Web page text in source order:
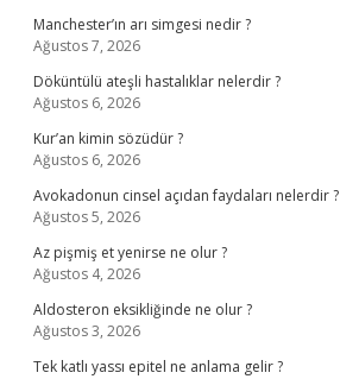
Manchester’ın arı simgesi nedir ?
Ağustos 7, 2026
Döküntülü ateşli hastalıklar nelerdir ?
Ağustos 6, 2026
Kur’an kimin sözüdür ?
Ağustos 6, 2026
Avokadonun cinsel açıdan faydaları nelerdir ?
Ağustos 5, 2026
Az pişmiş et yenirse ne olur ?
Ağustos 4, 2026
Aldosteron eksikliğinde ne olur ?
Ağustos 3, 2026
Tek katlı yassı epitel ne anlama gelir ?